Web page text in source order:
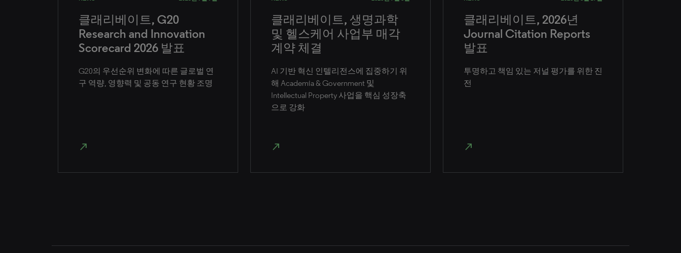
클래리베이트, G20
Research and Innovation
Scorecard 2026 발표
G20의 우선순위 변화에 따른 글로벌 연
구 역량, 영향력 및 공동 연구 현황 조명
north_east
클래리베이트, 생명과학
및 헬스케어 사업부 매각
계약 체결
AI 기반 혁신 인텔리전스에 집중하기 위
해 Academia & Government 및
Intellectual Property 사업을 핵심 성장축
으로 강화
north_east
클래리베이트, 2026년
Journal Citation Reports
발표
투명하고 책임 있는 저널 평가를 위한 진
전
north_east